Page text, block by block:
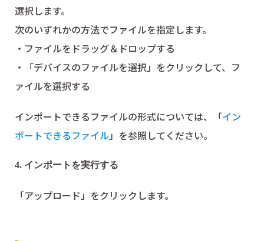
選択します。
次のいずれかの方法でファイルを指定します。
・ファイルをドラッグ＆ドロップする
・「デバイスのファイルを選択」をクリックして、フ
ァイルを選択する
インポートできるファイルの形式については、「イン
ポートできるファイル」を参照してください。
4. インポートを実行する
「アップロード」をクリックします。